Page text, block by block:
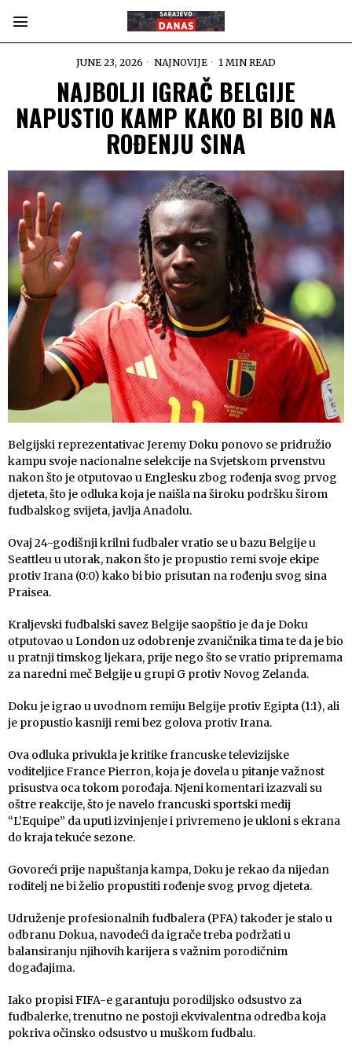
JUNE 23, 2026 NAJNOVIJE 1 MIN READ
NAJBOLJI IGRAČ BELGIJE
NAPUSTIO KAMP KAKO BI BIO NA
ROĐENJU SINA
Belgijski reprezentativac Jeremy Doku ponovo se pridružio
kampu svoje nacionalne selekcije na Svjetskom prvenstvu
nakon što je otputovao u Englesku zbog rođenja svog prvog
djeteta, što je odluka koja je naišla na široku podršku širom
fudbalskog svijeta, javlja Anadolu.
Ovaj 24-godišnji krilni fudbaler vratio se u bazu Belgije u
Seattleu u utorak, nakon što je propustio remi svoje ekipe
protiv Irana (0:0) kako bi bio prisutan na rođenju svog sina
Praisea.
Kraljevski fudbalski savez Belgije saopštio je da je Doku
otputovao u London uz odobrenje zvaničnika tima te da je bio
u pratnji timskog ljekara, prije nego što se vratio pripremama
za naredni meč Belgije u grupi G protiv Novog Zelanda.
Doku je igrao u uvodnom remiju Belgije protiv Egipta (1:1), ali
je propustio kasniji remi bez golova protiv Irana.
Ova odluka privukla je kritike francuske televizijske
voditeljice France Pierron, koja je dovela u pitanje važnost
prisustva oca tokom porođaja. Njeni komentari izazvali su
oštre reakcije, što je navelo francuski sportski medij
“L’Equipe” da uputi izvinjenje i privremeno je ukloni s ekrana
do kraja tekuće sezone.
Govoreći prije napuštanja kampa, Doku je rekao da nijedan
roditelj ne bi želio propustiti rođenje svog prvog djeteta.
Udruženje profesionalnih fudbalera (PFA) također je stalo u
odbranu Dokua, navodeći da igrače treba podržati u
balansiranju njihovih karijera s važnim porodičnim
događajima.
Iako propisi FIFA-e garantuju porodiljsko odsustvo za
fudbalerke, trenutno ne postoji ekvivalentna odredba koja
pokriva očinsko odsustvo u muškom fudbalu.